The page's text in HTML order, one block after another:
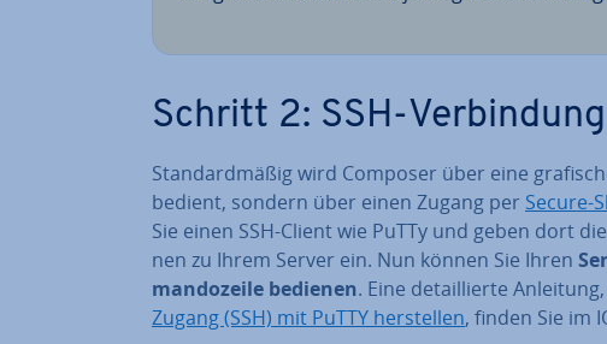
Schritt 2: SSH-
Stan­dard­mä­ßig wird Composer über eine
bedient, sondern über einen Zugang per Secure-
Sie einen SSH-Client wie PuTTy und geben dort
nen zu Ihrem Server ein. Nun können Sie Ihren
man­do­zei­le bedienen. Eine de­tail­lier­te
Zugang (SSH) mit PuTTY her­stel­len, finden Sie im